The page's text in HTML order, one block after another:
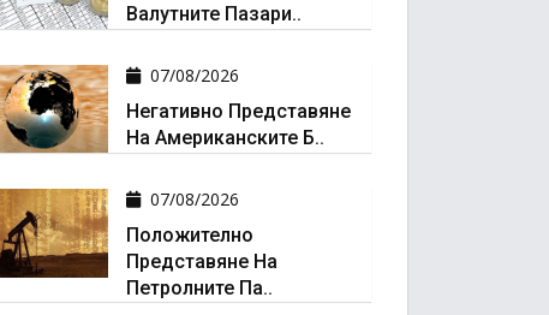
Валутните Пазари..
07/08/2026
Негативно Представяне
На Американските Б..
07/08/2026
Положително
Представяне На
Петролните Па..